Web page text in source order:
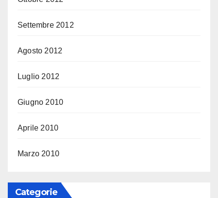
Settembre 2012
Agosto 2012
Luglio 2012
Giugno 2010
Aprile 2010
Marzo 2010
Categorie